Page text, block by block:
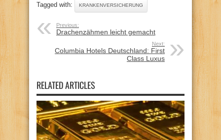
Tagged with: KRANKENVERSICHERUNG
Previous:
Drachenzähmen leicht gemacht
Next:
Columbia Hotels Deutschland: First
Class Luxus
RELATED ARTICLES